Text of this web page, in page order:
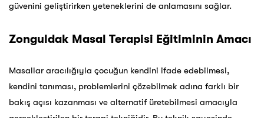
güvenini geliştirirken yeteneklerini de anlamasını sağlar.
Zonguldak Masal Terapisi Eğitiminin Amacı
Masallar aracılığıyla çocuğun kendini ifade edebilmesi,
kendini tanıması, problemlerini çözebilmek adına farklı bir
bakış açısı kazanması ve alternatif üretebilmesi amacıyla